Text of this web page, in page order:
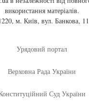
використання матеріалів.
м. Київ, вул. Банкова, 11
Урядовий портал
Верховна Рада України
Суд України